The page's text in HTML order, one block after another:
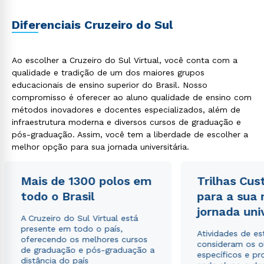
Diferenciais Cruzeiro do Sul
Ao escolher a Cruzeiro do Sul Virtual, você conta com a
qualidade e tradição de um dos maiores grupos
educacionais de ensino superior do Brasil. Nosso
compromisso é oferecer ao aluno qualidade de ensino com
métodos inovadores e docentes especializados, além de
infraestrutura moderna e diversos cursos de graduação e
pós-graduação. Assim, você tem a liberdade de escolher a
melhor opção para sua jornada universitária.
Mais de 1300 polos em
todo o Brasil
A Cruzeiro do Sul Virtual está
presente em todo o país,
oferecendo os melhores cursos
de graduação e pós-graduação a
distância do país
Trilhas
para a sua
jornada
Atividades de
consideram os
específicos e
Rápido e fácil
WhatsApp
ou
Política de Privacidade.
autorizo que meus dados sejam utilizados para o
envio de conteúdos da Cruzeiro do Sul.